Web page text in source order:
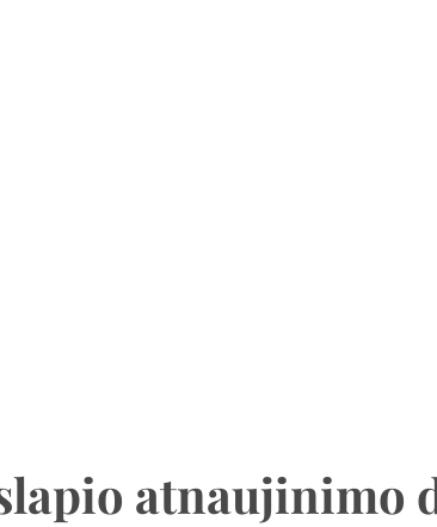
atnaujinimo